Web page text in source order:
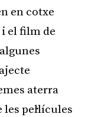
en cotxe
el film de
aterra
les pel·lícules